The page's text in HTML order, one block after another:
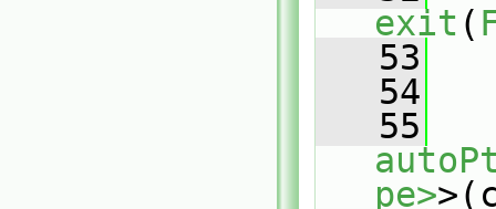
exit (
   53
   54
   55
pe>